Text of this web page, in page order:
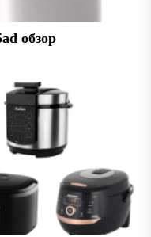
обзор